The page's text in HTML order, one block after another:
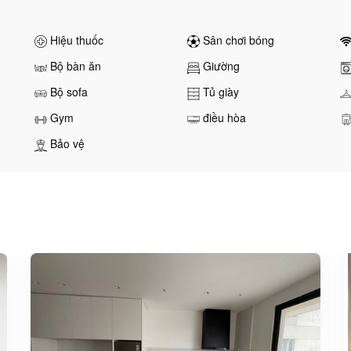
Hiệu thuốc
Sân chơi bóng
Bộ bàn ăn
Giường
Bộ sofa
Tủ giày
Gym
điều hòa
Bảo vệ